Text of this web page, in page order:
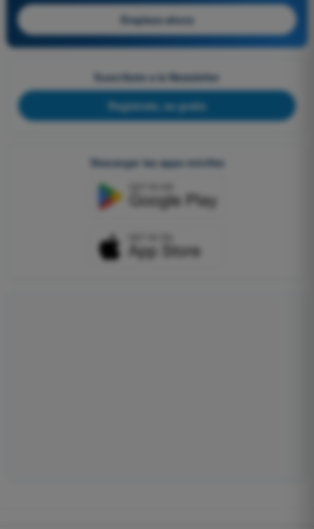
Empieza ahora
Suscríbete a la Newsletter
Regístrate, es gratis
Descargar las apps móviles